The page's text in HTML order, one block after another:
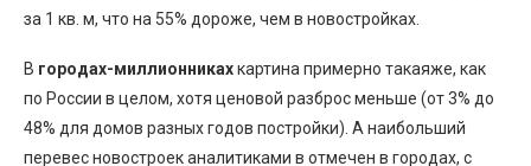
за 1 кв. м, что на 55% дороже, чем в новостройках.
В городах-миллионникахкартина примерно такаяже, как
по России в целом, хотя ценовой разброс меньше (от 3% до
48% для домов разных годов постройки). А наибольший
перевес новостроек аналитиками в отмечен в городах, с